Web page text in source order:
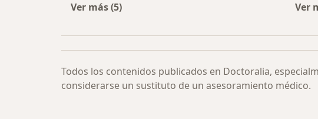
Ver más (5)
Ver
Todos los contenidos publicados en Doctoralia,
considerarse un sustituto de un asesoramiento médico.